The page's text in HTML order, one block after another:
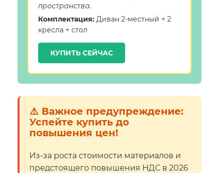
пространства.
Комплектация: Диван 2-местный + 2
кресла + стол
КУПИТЬ СЕЙЧАС
⚠️ Важное предупреждение:
Успейте купить до
повышения цен!
Из-за роста стоимости материалов и
предстоящего повышения НДС в 2026